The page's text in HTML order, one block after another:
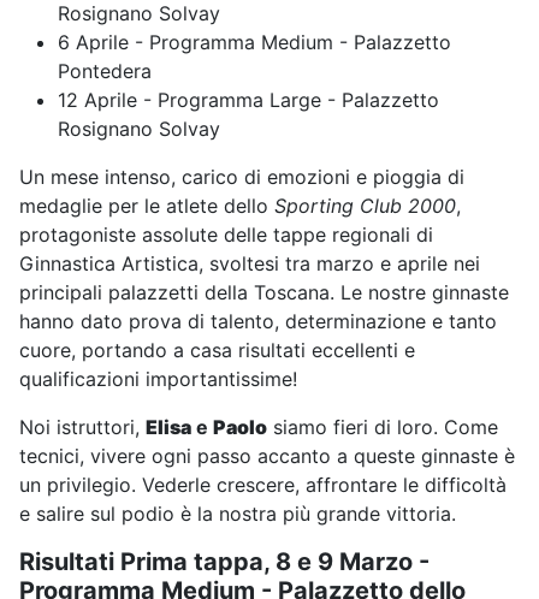
Rosignano Solvay
6 Aprile - Programma Medium - Palazzetto
Pontedera
12 Aprile - Programma Large - Palazzetto
Rosignano Solvay
Un mese intenso, carico di emozioni e pioggia di
medaglie per le atlete dello Sporting Club 2000,
protagoniste assolute delle tappe regionali di
Ginnastica Artistica, svoltesi tra marzo e aprile nei
principali palazzetti della Toscana. Le nostre ginnaste
hanno dato prova di talento, determinazione e tanto
cuore, portando a casa risultati eccellenti e
qualificazioni importantissime!
Noi istruttori, Elisa e Paolo siamo fieri di loro. Come
tecnici, vivere ogni passo accanto a queste ginnaste è
un privilegio. Vederle crescere, affrontare le difficoltà
e salire sul podio è la nostra più grande vittoria.
Risultati Prima tappa, 8 e 9 Marzo -
Programma Medium - Palazzetto dello